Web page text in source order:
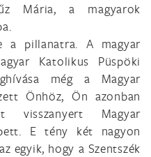
Mária, a magyarok
a pillanatra. A magyar
Katolikus Püspöki
még a Magyar
Önhöz, Ön azonban
visszanyert Magyar
E tény két nagyon
egyik, hogy a Szentszék